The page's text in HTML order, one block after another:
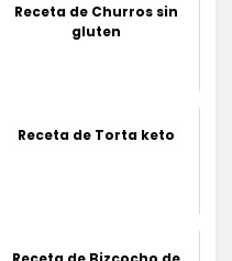
Receta de Churros sin
gluten
Receta de Torta keto